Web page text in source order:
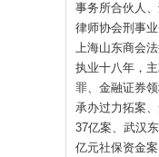
事务所合伙人
律师协会刑事
上海山东商会
执业十八年，
罪、金融证券
承办过力拓案
37亿案、武汉
亿元社保资金